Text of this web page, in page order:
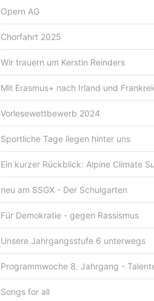
Opern AG
Chorfahrt 2025
Wir trauern um Kerstin Reinders
Mit Erasmus+ nach Irland und
Vorlesewettbewerb 2024
Sportliche Tage liegen hinter uns
Ein kurzer Rückblick: Alpine Climate
neu am SSGX - Der Schulgarten
Für Demokratie - gegen Rassismus
Unsere Jahrgangsstufe 6 unterwegs
Programmwoche 8. Jahrgang -
Songs for all